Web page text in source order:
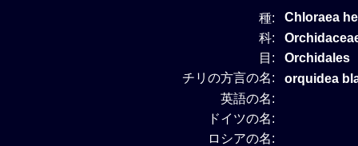
種:
Chloraea
科:
目:
Orchidales
チリの方言の名:
orquidea
英語の名:
ドイツの名:
ロシアの名: